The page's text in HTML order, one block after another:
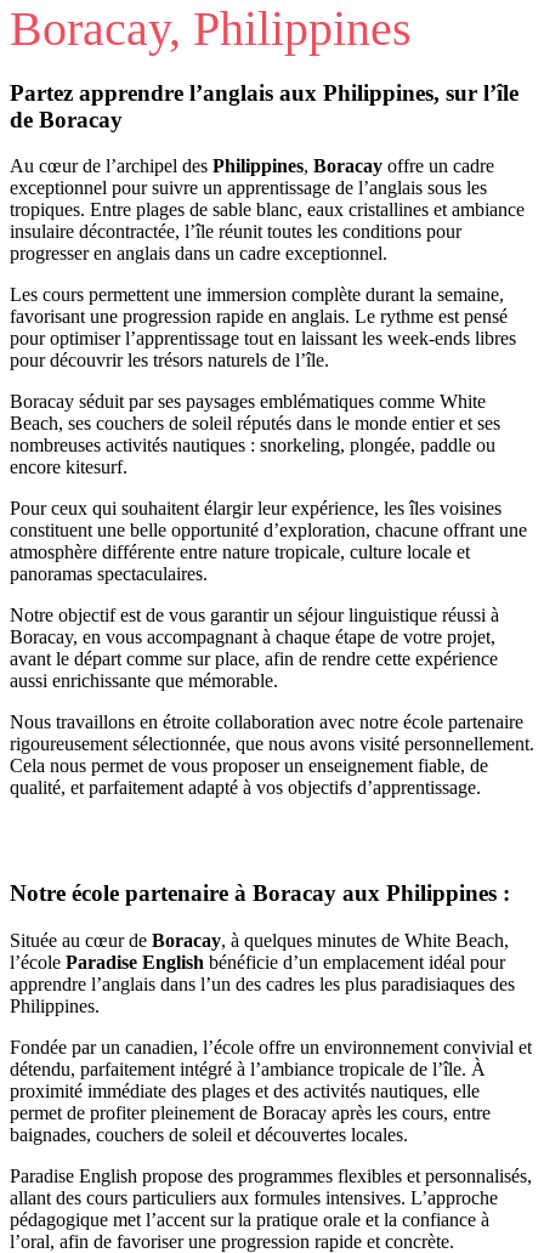
Boracay, Philippines
Partez apprendre l’anglais aux Philippines, sur l’île
de Boracay
Au cœur de l’archipel des Philippines, Boracay offre un cadre
exceptionnel pour suivre un apprentissage de l’anglais sous les
tropiques. Entre plages de sable blanc, eaux cristallines et ambiance
insulaire décontractée, l’île réunit toutes les conditions pour
progresser en anglais dans un cadre exceptionnel.
Les cours permettent une immersion complète durant la semaine,
favorisant une progression rapide en anglais. Le rythme est pensé
pour optimiser l’apprentissage tout en laissant les week-ends libres
pour découvrir les trésors naturels de l’île.
Boracay séduit par ses paysages emblématiques comme White
Beach, ses couchers de soleil réputés dans le monde entier et ses
nombreuses activités nautiques : snorkeling, plongée, paddle ou
encore kitesurf.
Pour ceux qui souhaitent élargir leur expérience, les îles voisines
constituent une belle opportunité d’exploration, chacune offrant une
atmosphère différente entre nature tropicale, culture locale et
panoramas spectaculaires.
Notre objectif est de vous garantir un séjour linguistique réussi à
Boracay, en vous accompagnant à chaque étape de votre projet,
avant le départ comme sur place, afin de rendre cette expérience
aussi enrichissante que mémorable.
Nous travaillons en étroite collaboration avec notre école partenaire
rigoureusement sélectionnée, que nous avons visité personnellement.
Cela nous permet de vous proposer un enseignement fiable, de
qualité, et parfaitement adapté à vos objectifs d’apprentissage.
Notre école partenaire à Boracay aux Philippines :
Située au cœur de Boracay, à quelques minutes de White Beach,
l’école Paradise English bénéficie d’un emplacement idéal pour
apprendre l’anglais dans l’un des cadres les plus paradisiaques des
Philippines.
Fondée par un canadien, l’école offre un environnement convivial et
détendu, parfaitement intégré à l’ambiance tropicale de l’île. À
proximité immédiate des plages et des activités nautiques, elle
permet de profiter pleinement de Boracay après les cours, entre
baignades, couchers de soleil et découvertes locales.
Paradise English propose des programmes flexibles et personnalisés,
allant des cours particuliers aux formules intensives. L’approche
pédagogique met l’accent sur la pratique orale et la confiance à
l’oral, afin de favoriser une progression rapide et concrète.